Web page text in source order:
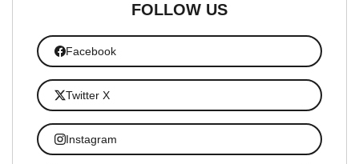
FOLLOW US
Facebook
Twitter X
Instagram